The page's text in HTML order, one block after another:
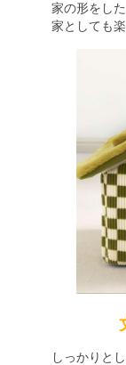
家の形をし
家としても
しっかりと